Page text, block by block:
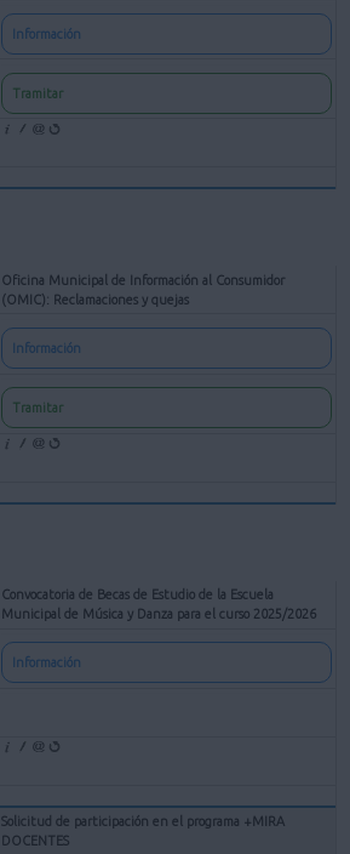
Información
Tramitar
Oficina Municipal de Información al Consumidor
(OMIC): Reclamaciones y quejas
Información
Tramitar
Convocatoria de Becas de Estudio de la Escuela
Municipal de Música y Danza para el curso 2025/2026
Información
Solicitud de participación en el programa +MIRA
DOCENTES